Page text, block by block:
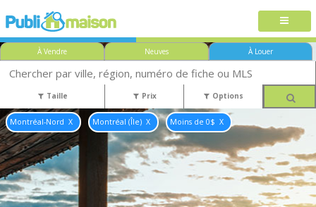
À Vendre Neuves À Louer
Taille Prix Options
Montréal-Nord Montréal (Île) Moins de 0$